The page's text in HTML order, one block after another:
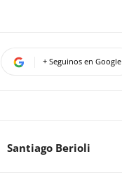
+ Seguinos en Google
Santiago Berioli